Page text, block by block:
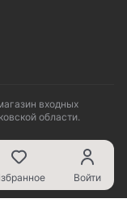
входных
области.
Войти